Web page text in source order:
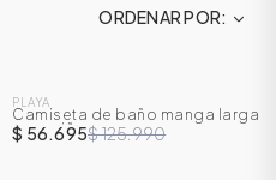
ORDENAR POR
-55%
PLAYA
Camiseta de baño manga larga
para niño
$ 56.695$ 125.990